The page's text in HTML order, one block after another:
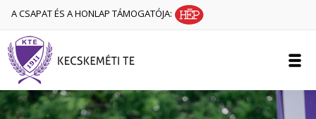
A CSAPAT ÉS A HONLAP TÁMOGATÓJA: